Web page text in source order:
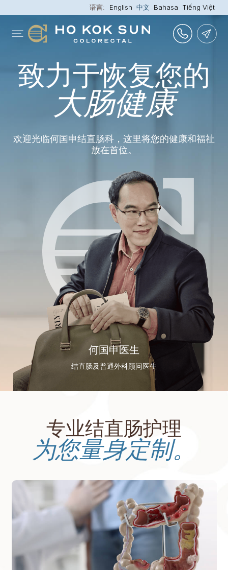
语言: English 中文 Bahasa Tiếng Việt
致力于恢复您的
大肠健康
欢迎光临何国申结直肠科， 这里将您的健康和福祉
放在首位。
何国申医生
结直肠及普通外科顾问医生
专业结直肠护理
为您量身定制。